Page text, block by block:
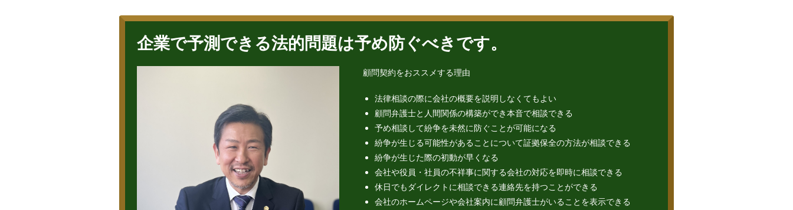
企業で予測できる法的問題は予め防ぐべきです。
顧問契約をおススメする理由
法律相談の際に会社の概要を説明しなくてもよい
顧問弁護士と人間関係の構築ができ本音で相談できる
予め相談して紛争を未然に防ぐことが可能になる
紛争が生じる可能性があることについて証拠保全の方法が相談できる
紛争が生じた際の初動が早くなる
会社や役員・社員の不祥事に関する会社の対応を即時に相談できる
休日でもダイレクトに相談できる連絡先を持つことができる
会社のホームページや会社案内に顧問弁護士がいることを表示できる